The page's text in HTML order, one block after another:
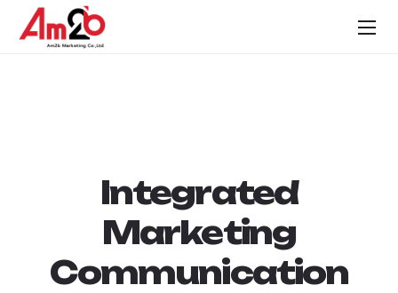
Integrated
Marketing
Communication